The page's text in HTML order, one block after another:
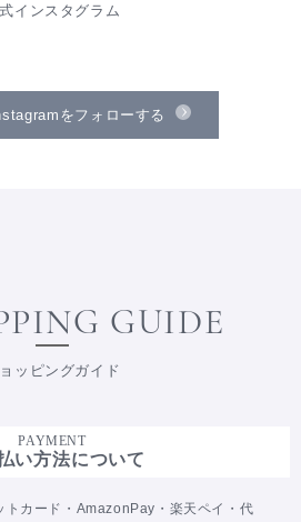
インスタグラム
をフォローする
GUIDE
ッピングガイド
PAYMENT
い方法について
トカード・AmazonPay・楽天ペイ・代